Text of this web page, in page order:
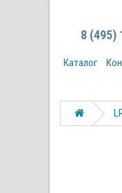
8 (495)
Каталог